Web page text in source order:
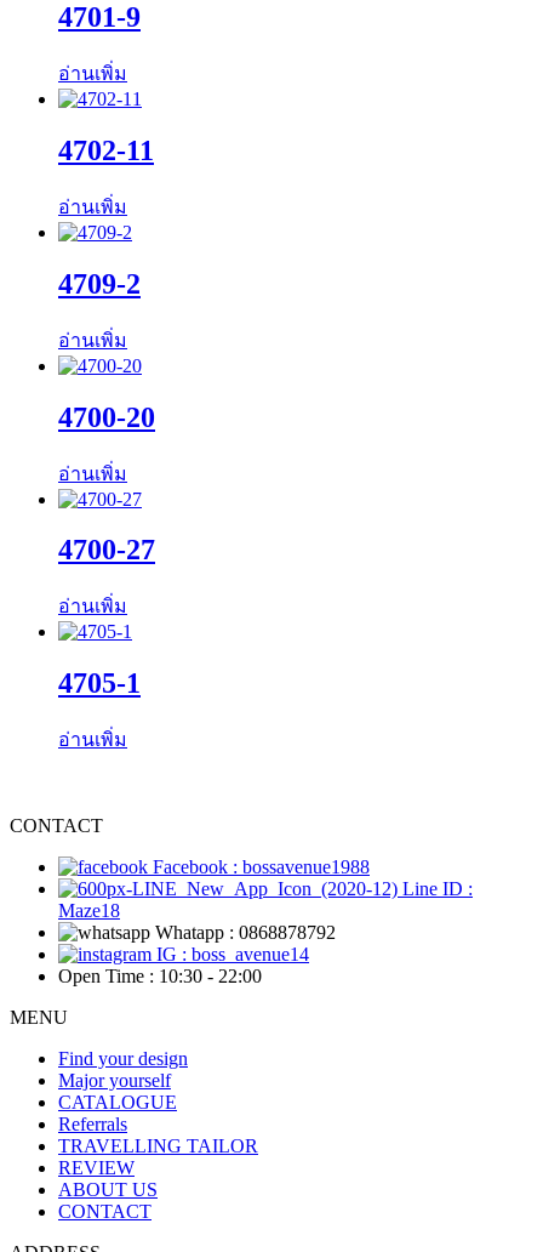
4701-9
อ่านเพิ่ม
4702-11
อ่านเพิ่ม
4709-2
อ่านเพิ่ม
4700-20
อ่านเพิ่ม
4700-27
อ่านเพิ่ม
4705-1
อ่านเพิ่ม
CONTACT
Facebook : bossavenue1988
Line ID :
Maze18
Whatapp : 0868878792
IG : boss_avenue14
Open Time : 10:30 - 22:00
MENU
Find your design
Major yourself
CATALOGUE
Referrals
TRAVELLING TAILOR
REVIEW
ABOUT US
CONTACT